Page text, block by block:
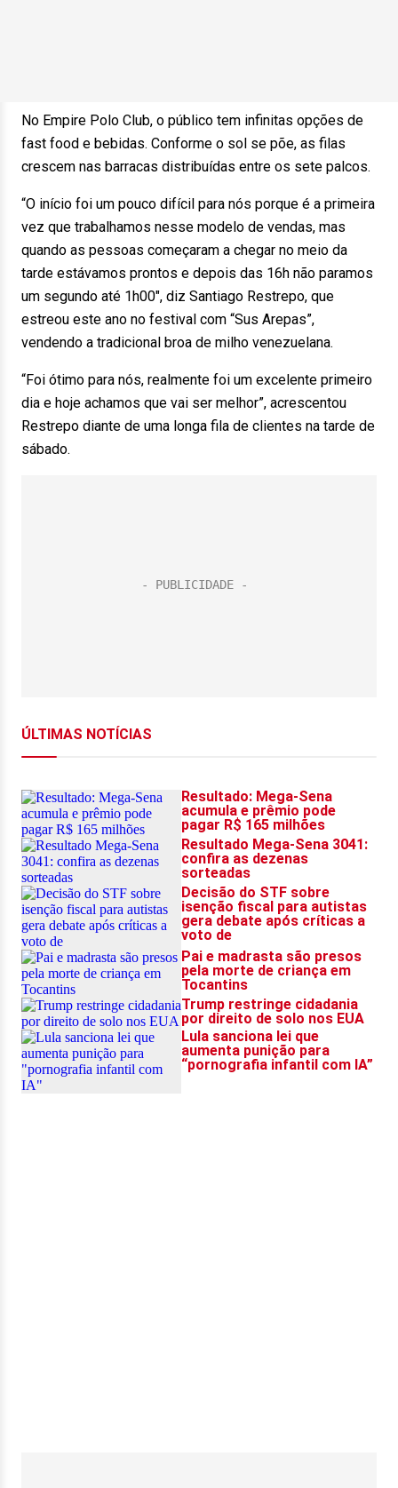
No Empire Polo Club, o público tem infinitas opções de
fast food e bebidas. Conforme o sol se põe, as filas
crescem nas barracas distribuídas entre os sete palcos.
“O início foi um pouco difícil para nós porque é a primeira
vez que trabalhamos nesse modelo de vendas, mas
quando as pessoas começaram a chegar no meio da
tarde estávamos prontos e depois das 16h não paramos
um segundo até 1h00″, diz Santiago Restrepo, que
estreou este ano no festival com “Sus Arepas”,
vendendo a tradicional broa de milho venezuelana.
“Foi ótimo para nós, realmente foi um excelente primeiro
dia e hoje achamos que vai ser melhor”, acrescentou
Restrepo diante de uma longa fila de clientes na tarde de
sábado.